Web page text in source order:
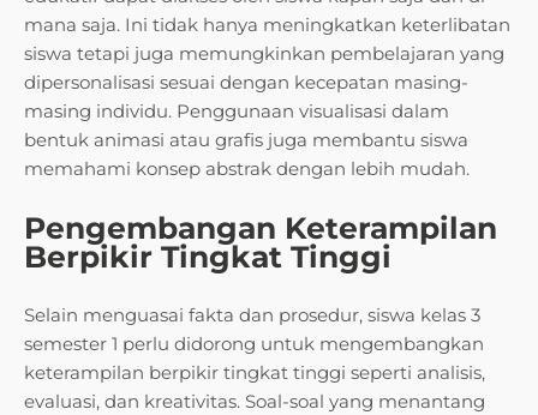
mana saja. Ini tidak hanya meningkatkan keterlibatan
siswa tetapi juga memungkinkan pembelajaran yang
dipersonalisasi sesuai dengan kecepatan masing-
masing individu. Penggunaan visualisasi dalam
bentuk animasi atau grafis juga membantu siswa
memahami konsep abstrak dengan lebih mudah.
Pengembangan Keterampilan
Berpikir Tingkat Tinggi
Selain menguasai fakta dan prosedur, siswa kelas 3
semester 1 perlu didorong untuk mengembangkan
keterampilan berpikir tingkat tinggi seperti analisis,
evaluasi, dan kreativitas. Soal-soal yang menantang